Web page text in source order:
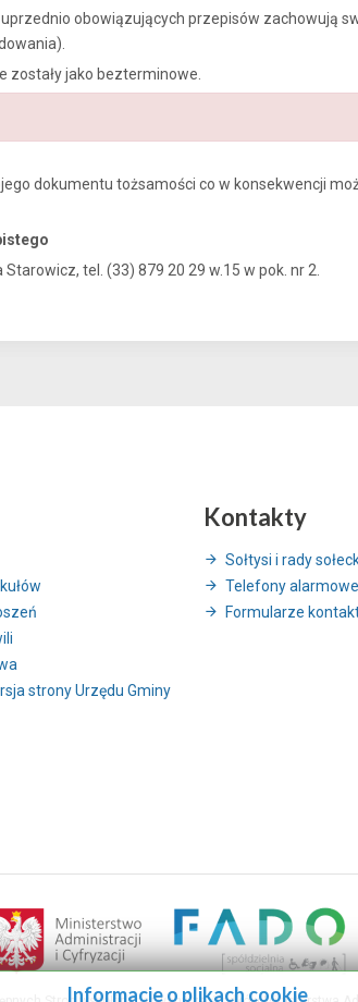
obowiązujących przepisów zachowują
zostały jako bezterminowe.
dokumentu tożsamości co w konsekwencji
tel. (33) 879 20 29 w.15 w pok. nr 2.
strony Urzędu Gminy
Kontakty
Sołtysi i rady
Telefony alarmowe
Formularze
Informacje o plikach cookie